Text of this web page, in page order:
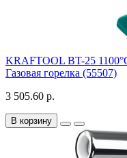
KRAFTOOL BT-25
Газовая горелка (55507)
3 505.60 р.
В корзину